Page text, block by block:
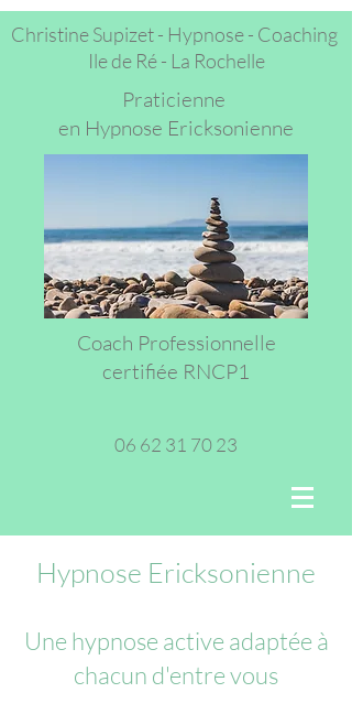
Christine Supizet - Hypnose - Coaching
Ile de Ré - La Rochelle
Praticienne
en Hypnose Ericksonienne
Coach Professionnelle
certifiée RNCP1
06 62 31 70 23
Hypnose Ericksonienne
Une hypnose active adaptée à
chacun d'entre vous